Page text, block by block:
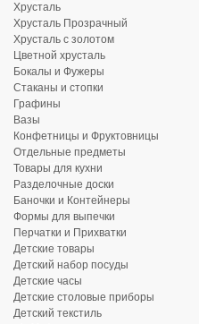
Хрусталь
Хрусталь Прозрачный
Хрусталь с золотом
Цветной хрусталь
Бокалы и Фужеры
Стаканы и стопки
Графины
Вазы
Конфетницы и Фруктовницы
Отдельные предметы
Товары для кухни
Разделочные доски
Баночки и Контейнеры
Формы для выпечки
Перчатки и Прихватки
Детские товары
Детский набор посуды
Детские часы
Детские столовые приборы
Детский текстиль